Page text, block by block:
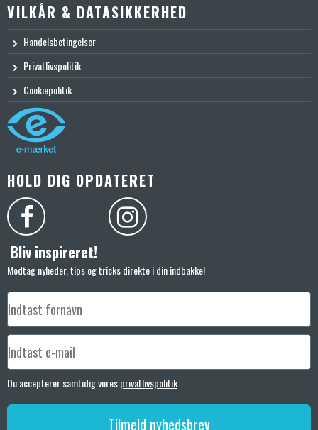
VILKÅR & DATASIKKERHED
Handelsbetingelser
Privatlivspolitik
Cookiepolitik
HOLD DIG OPDATERET
Bliv inspireret!
Modtag nyheder, tips og tricks direkte i din indbakke!
Du accepterer samtidig voresprivatlivspolitik
Tilmeld nyhedsbrev